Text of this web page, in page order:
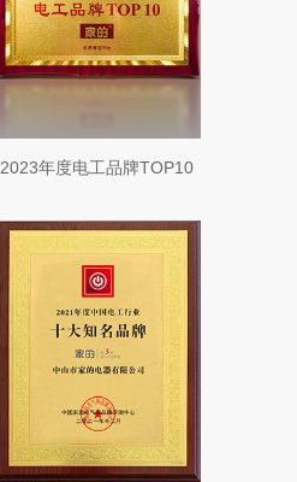
2023年度电工品牌TOP10